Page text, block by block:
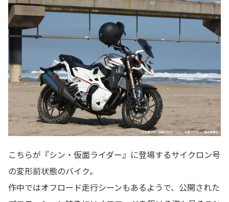
こちらが『シン・仮面ライダー』に登場するサイクロン号
の変形前状態のバイク。
作中ではオフロード走行シーンもあるようで、公開された